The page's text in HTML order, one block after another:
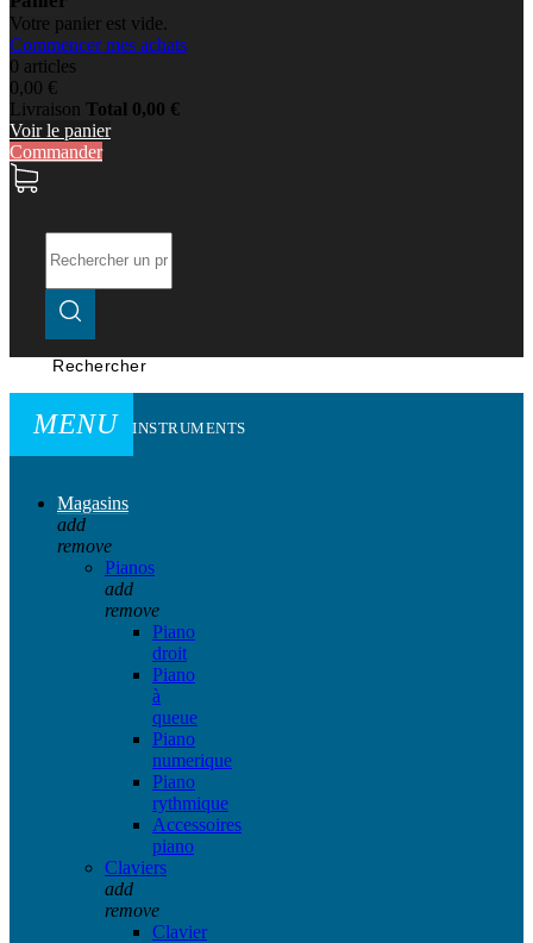
Votre panier est vide.
Commencer mes achats
0 articles
0,00 €
Livraison Total 0,00 €
Voir le panier
Commander
Rechercher
MENU INSTRUMENTS
Magasins
add
remove
Pianos
add
remove
Piano
droit
Piano
à
queue
Piano
numerique
Piano
rythmique
Accessoires
piano
Claviers
add
remove
Clavier